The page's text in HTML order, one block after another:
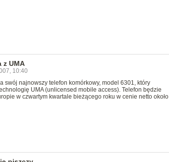
z UMA
10:40
swój najnowszy telefon komórkowy, model 6301, który
UMA (unlicensed mobile access). Telefon będzie
w czwartym kwartale bieżącego roku w cenie netto około